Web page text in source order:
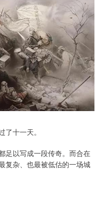
十一天。
足以写成一段传奇。而合在
复杂、也最被低估的一场城